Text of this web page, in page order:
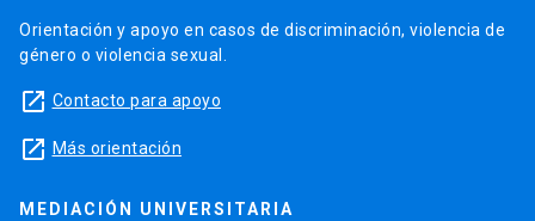
Orientación y apoyo en casos de discriminación, violencia de
género o violencia sexual.
launch Contacto para apoyo
launch Más orientación
MEDIACIÓN UNIVERSITARIA